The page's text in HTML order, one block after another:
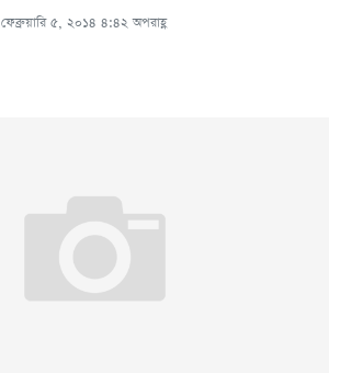
ফেব্রুয়ারি ৫, ২০১৪ ৪:৪২ অপরাহ্ণ